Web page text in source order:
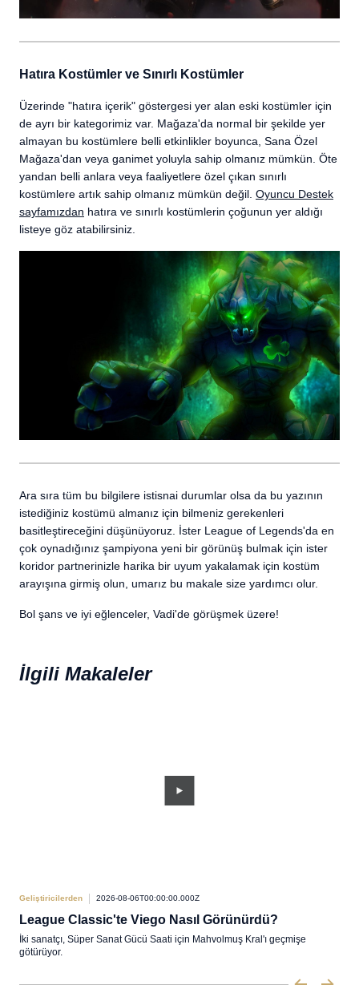
Hatıra Kostümler ve Sınırlı Kostümler
Üzerinde "hatıra içerik" göstergesi yer alan eski kostümler için
de ayrı bir kategorimiz var. Mağaza'da normal bir şekilde yer
almayan bu kostümlere belli etkinlikler boyunca, Sana Özel
Mağaza'dan veya ganimet yoluyla sahip olmanız mümkün. Öte
yandan belli anlara veya faaliyetlere özel çıkan sınırlı
kostümlere artık sahip olmanız mümkün değil. Oyuncu Destek
sayfamızdan hatıra ve sınırlı kostümlerin çoğunun yer aldığı
listeye göz atabilirsiniz.
Ara sıra tüm bu bilgilere istisnai durumlar olsa da bu yazının
istediğiniz kostümü almanız için bilmeniz gerekenleri
basitleştireceğini düşünüyoruz. İster League of Legends'da en
çok oynadığınız şampiyona yeni bir görünüş bulmak için ister
koridor partnerinizle harika bir uyum yakalamak için kostüm
arayışına girmiş olun, umarız bu makale size yardımcı olur.
Bol şans ve iyi eğlenceler, Vadi'de görüşmek üzere!
İlgili Makaleler
Geliştiricilerden 2026-08-06T00:00:00.000Z
League Classic'te Viego Nasıl Görünürdü?
İki sanatçı, Süper Sanat Gücü Saati için Mahvolmuş Kral'ı geçmişe
götürüyor.